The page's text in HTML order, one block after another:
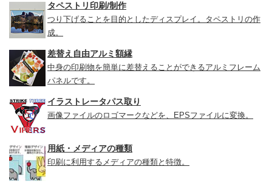
タペストリ印刷/制作
つり下げることを目的としたディスプレイ。タペストリの作
成。
差替え自由アルミ額縁
中身の印刷物を簡単に差替えることができるアルミフレーム
パネルです。
イラストレータパス取り
画像ファイルのロゴマークなどを、EPSファイルに変換。
用紙・メディアの種類
印刷に利用するメディアの種類と特徴。